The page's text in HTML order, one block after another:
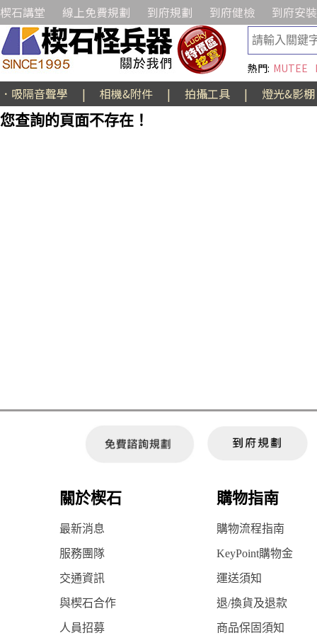
楔石講堂 線上免費規劃 到府規劃 到府健檢 到府安裝
熱門: MUTEE
．吸隔音聲學 | 相機&附件 | 拍攝工具 |
燈光&影棚
您查詢的頁面不存在！
關於楔石 購物指南
最新消息 購物流程指南
服務團隊 KeyPoint購物金
交通資訊 運送須知
與楔石合作 退/換貨及退款
人員招募 商品保固須知